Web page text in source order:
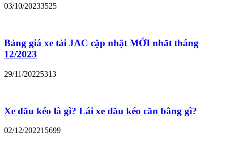
03/10/20233525
Bảng giá xe tải JAC cập nhật MỚI nhất tháng
12/2023
29/11/20225313
Xe đầu kéo là gì? Lái xe đầu kéo cần bằng gì?
02/12/202215699